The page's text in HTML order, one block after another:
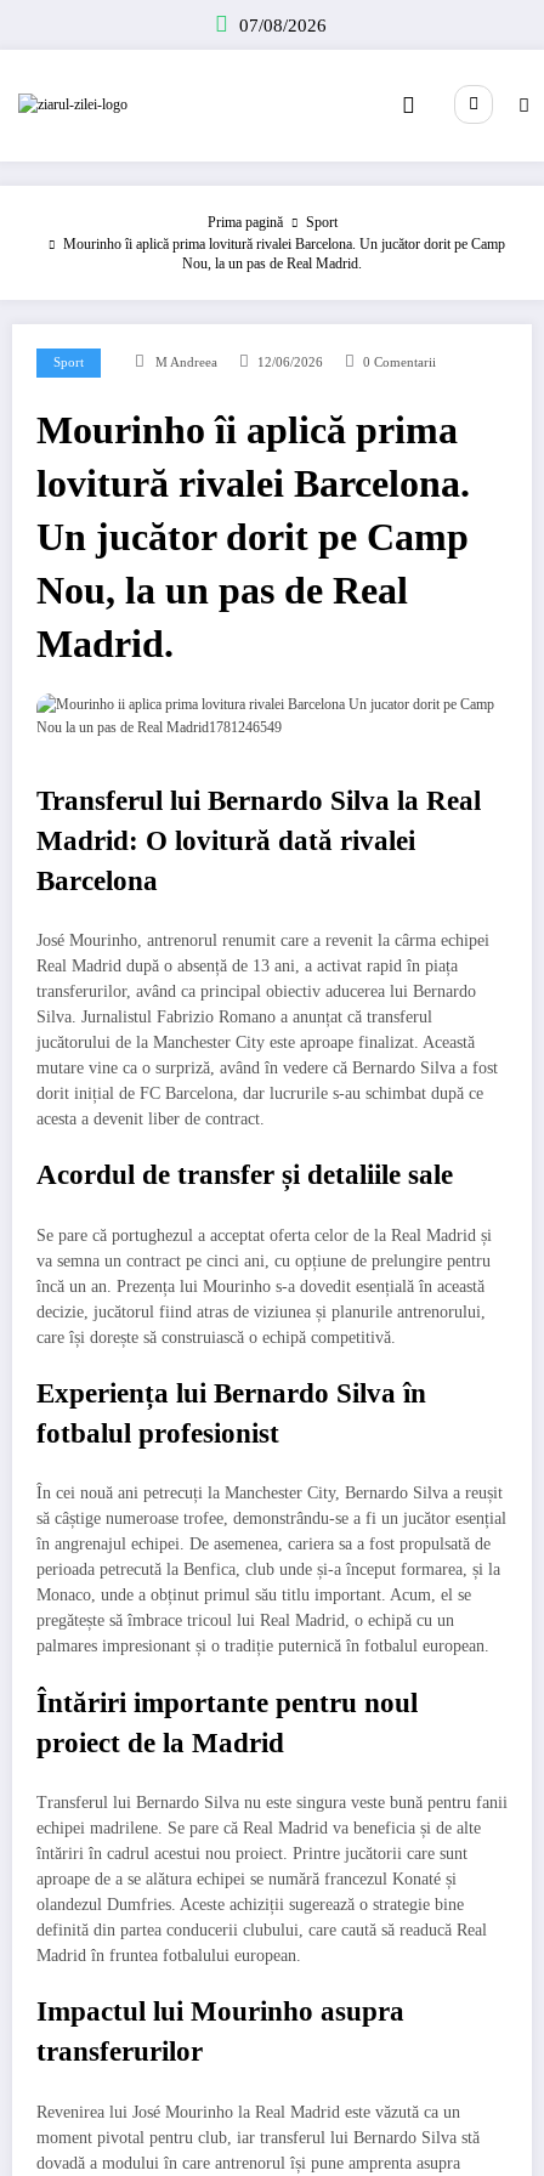
07/08/2026
Prima pagină
Sport
Mourinho îi aplică prima lovitură rivalei Barcelona. Un jucător dorit pe Camp
Nou, la un pas de Real Madrid.
Sport M Andreea 12/06/2026 0 Comentarii
Mourinho îi aplică prima
lovitură rivalei Barcelona.
Un jucător dorit pe Camp
Nou, la un pas de Real
Madrid.
Transferul lui Bernardo Silva la Real
Madrid: O lovitură dată rivalei
Barcelona
José Mourinho, antrenorul renumit care a revenit la cârma echipei
Real Madrid după o absență de 13 ani, a activat rapid în piața
transferurilor, având ca principal obiectiv aducerea lui Bernardo
Silva. Jurnalistul Fabrizio Romano a anunțat că transferul
jucătorului de la Manchester City este aproape finalizat. Această
mutare vine ca o surpriză, având în vedere că Bernardo Silva a fost
dorit inițial de FC Barcelona, dar lucrurile s-au schimbat după ce
acesta a devenit liber de contract.
Acordul de transfer și detaliile sale
Se pare că portughezul a acceptat oferta celor de la Real Madrid și
va semna un contract pe cinci ani, cu opțiune de prelungire pentru
încă un an. Prezența lui Mourinho s-a dovedit esențială în această
decizie, jucătorul fiind atras de viziunea și planurile antrenorului,
care își dorește să construiască o echipă competitivă.
Experiența lui Bernardo Silva în
fotbalul profesionist
În cei nouă ani petrecuți la Manchester City, Bernardo Silva a reușit
să câștige numeroase trofee, demonstrându-se a fi un jucător esențial
în angrenajul echipei. De asemenea, cariera sa a fost propulsată de
perioada petrecută la Benfica, club unde și-a început formarea, și la
Monaco, unde a obținut primul său titlu important. Acum, el se
pregătește să îmbrace tricoul lui Real Madrid, o echipă cu un
palmares impresionant și o tradiție puternică în fotbalul european.
Întăriri importante pentru noul
proiect de la Madrid
Transferul lui Bernardo Silva nu este singura veste bună pentru fanii
echipei madrilene. Se pare că Real Madrid va beneficia și de alte
întăriri în cadrul acestui nou proiect. Printre jucătorii care sunt
aproape de a se alătura echipei se numără francezul Konaté și
olandezul Dumfries. Aceste achiziții sugerează o strategie bine
definită din partea conducerii clubului, care caută să readucă Real
Madrid în fruntea fotbalului european.
Impactul lui Mourinho asupra
transferurilor
Revenirea lui José Mourinho la Real Madrid este văzută ca un
moment pivotal pentru club, iar transferul lui Bernardo Silva stă
dovadă a modului în care antrenorul își pune amprenta asupra